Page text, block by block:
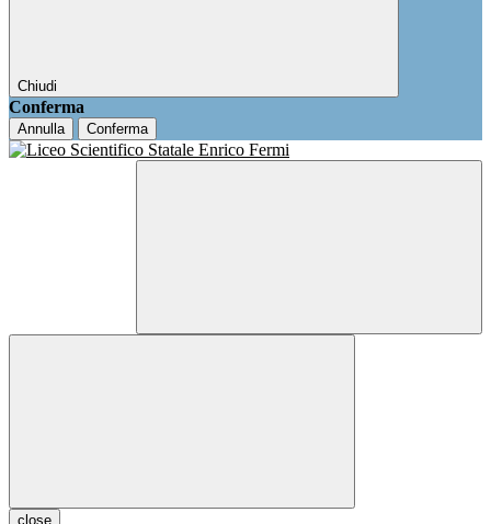
Chiudi
Conferma
Annulla Conferma
close